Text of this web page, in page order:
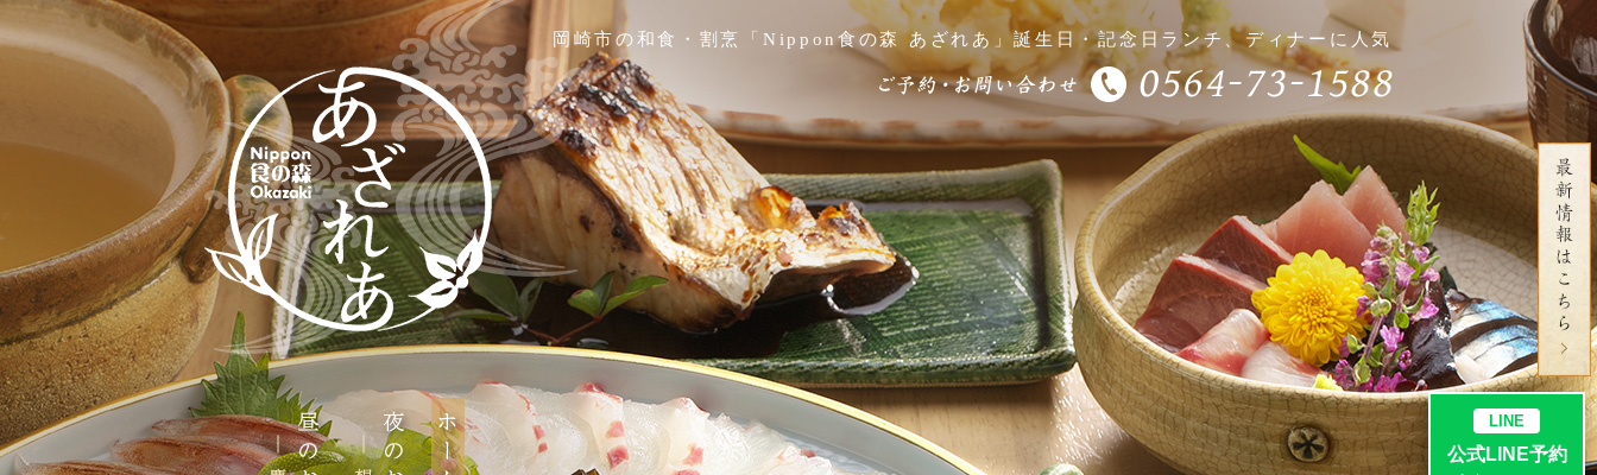
岡崎市の和食・割烹「Nippon食の森 あざれあ」誕生日・記念日ランチ、ディナーに人気
LINE
公式LINE予約